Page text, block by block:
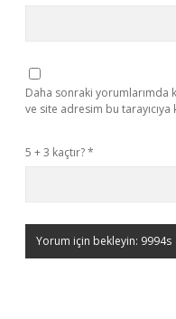
Daha sonraki yorumlarımda
ve site adresim bu tarayıcıya
5 + 3 kaçtır?*